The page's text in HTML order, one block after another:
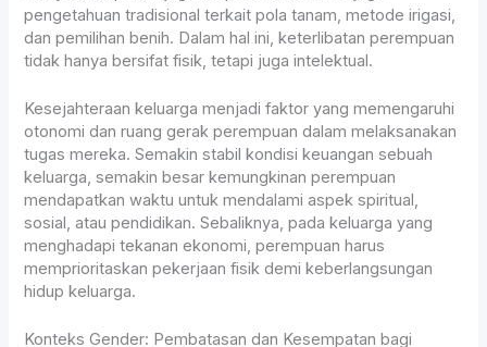
pengetahuan tradisional terkait pola tanam, metode irigasi,
dan pemilihan benih. Dalam hal ini, keterlibatan perempuan
tidak hanya bersifat fisik, tetapi juga intelektual.
Kesejahteraan keluarga menjadi faktor yang memengaruhi
otonomi dan ruang gerak perempuan dalam melaksanakan
tugas mereka. Semakin stabil kondisi keuangan sebuah
keluarga, semakin besar kemungkinan perempuan
mendapatkan waktu untuk mendalami aspek spiritual,
sosial, atau pendidikan. Sebaliknya, pada keluarga yang
menghadapi tekanan ekonomi, perempuan harus
memprioritaskan pekerjaan fisik demi keberlangsungan
hidup keluarga.
Konteks Gender: Pembatasan dan Kesempatan bagi